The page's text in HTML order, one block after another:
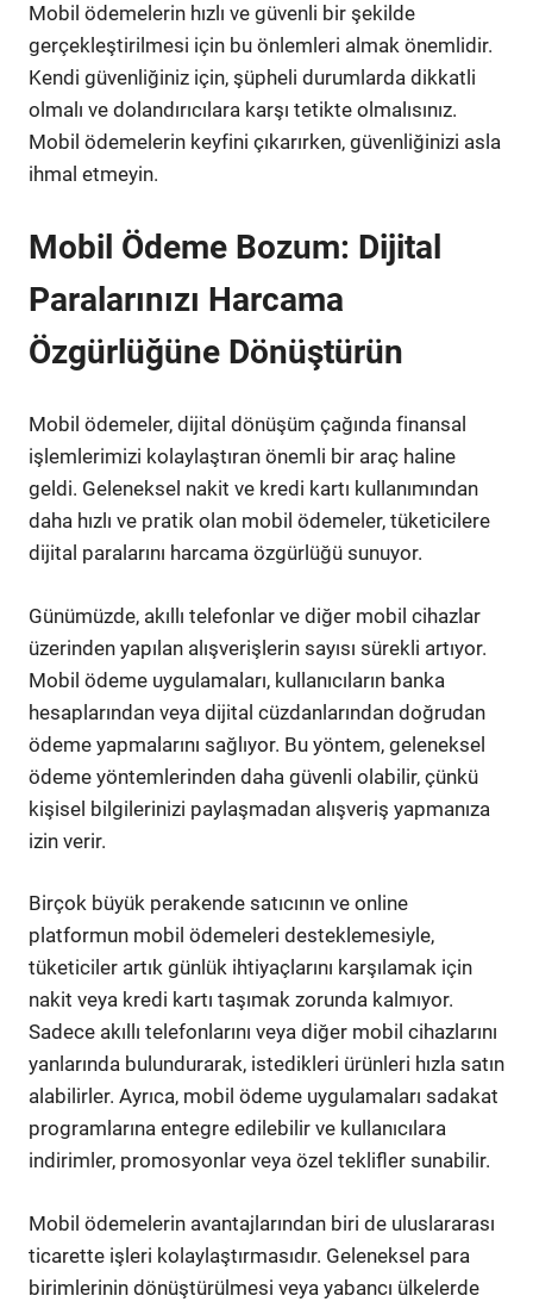
Mobil ödemelerin hızlı ve güvenli bir şekilde
gerçekleştirilmesi için bu önlemleri almak önemlidir.
Kendi güvenliğiniz için, şüpheli durumlarda dikkatli
olmalı ve dolandırıcılara karşı tetikte olmalısınız.
Mobil ödemelerin keyfini çıkarırken, güvenliğinizi asla
ihmal etmeyin.
Mobil Ödeme Bozum: Dijital
Paralarınızı Harcama
Özgürlüğüne Dönüştürün
Mobil ödemeler, dijital dönüşüm çağında finansal
işlemlerimizi kolaylaştıran önemli bir araç haline
geldi. Geleneksel nakit ve kredi kartı kullanımından
daha hızlı ve pratik olan mobil ödemeler, tüketicilere
dijital paralarını harcama özgürlüğü sunuyor.
Günümüzde, akıllı telefonlar ve diğer mobil cihazlar
üzerinden yapılan alışverişlerin sayısı sürekli artıyor.
Mobil ödeme uygulamaları, kullanıcıların banka
hesaplarından veya dijital cüzdanlarından doğrudan
ödeme yapmalarını sağlıyor. Bu yöntem, geleneksel
ödeme yöntemlerinden daha güvenli olabilir, çünkü
kişisel bilgilerinizi paylaşmadan alışveriş yapmanıza
izin verir.
Birçok büyük perakende satıcının ve online
platformun mobil ödemeleri desteklemesiyle,
tüketiciler artık günlük ihtiyaçlarını karşılamak için
nakit veya kredi kartı taşımak zorunda kalmıyor.
Sadece akıllı telefonlarını veya diğer mobil cihazlarını
yanlarında bulundurarak, istedikleri ürünleri hızla satın
alabilirler. Ayrıca, mobil ödeme uygulamaları sadakat
programlarına entegre edilebilir ve kullanıcılara
indirimler, promosyonlar veya özel teklifler sunabilir.
Mobil ödemelerin avantajlarından biri de uluslararası
ticarette işleri kolaylaştırmasıdır. Geleneksel para
birimlerinin dönüştürülmesi veya yabancı ülkelerde